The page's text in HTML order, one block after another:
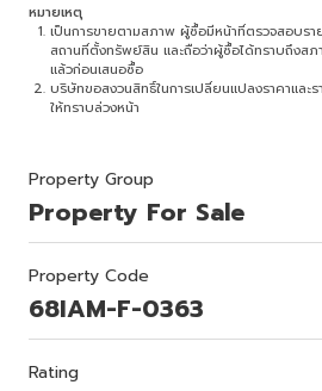
หมายเหตุ
เป็นการขายตามสภาพ ผู้ซื้อมีหน้าที่ตรวจสอบร
สถานที่ตั้งทรัพย์สิน และถือว่าผู้ซื้อได้ทราบถึงส
แล้วก่อนเสนอซื้อ
บริษัทขอสงวนสิทธิ์ในการเปลี่ยนแปลงราคาและ
ให้ทราบล่วงหน้า
Property Group
Property For Sale
Property Code
68IAM-F-0363
Rating